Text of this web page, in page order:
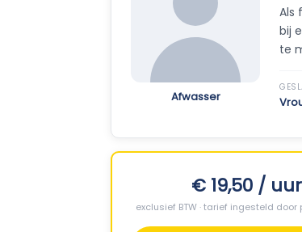
Afwasser
Als
bij
te
€ 19,50 / uur
exclusief BTW · tarief ingesteld